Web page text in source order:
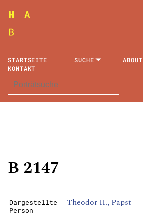
STARTSEITE SUCHE
ABOUT
KONTAKT
B 2147
Dargestellte
Person
Theodor II., Papst